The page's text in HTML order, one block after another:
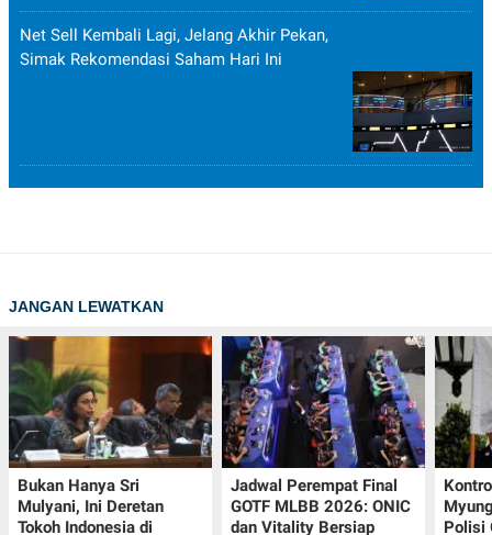
Net Sell Kembali Lagi, Jelang Akhir Pekan,
Simak Rekomendasi Saham Hari Ini
JANGAN LEWATKAN
Bukan Hanya Sri
Mulyani, Ini Deretan
Tokoh Indonesia di
Jadwal Perempat Final
GOTF MLBB 2026: ONIC
dan Vitality Bersiap
Polisi